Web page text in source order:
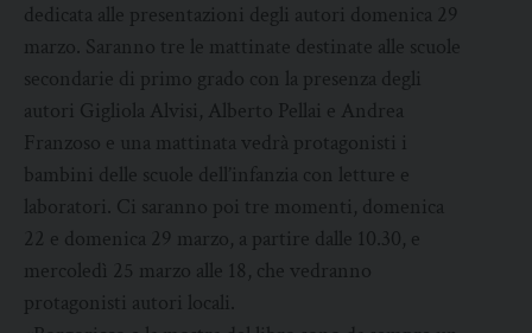
dedicata alle presentazioni degli autori domenica 29
marzo. Saranno tre le mattinate destinate alle scuole
secondarie di primo grado con la presenza degli
autori Gigliola Alvisi, Alberto Pellai e Andrea
Franzoso e una mattinata vedrà protagonisti i
bambini delle scuole dell’infanzia con letture e
laboratori. Ci saranno poi tre momenti, domenica
22 e domenica 29 marzo, a partire dalle 10.30, e
mercoledì 25 marzo alle 18, che vedranno
protagonisti autori locali.